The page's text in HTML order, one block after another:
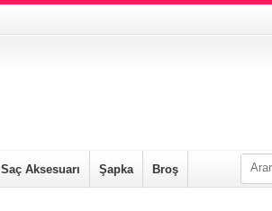
Saç Aksesuarı Şapka Broş